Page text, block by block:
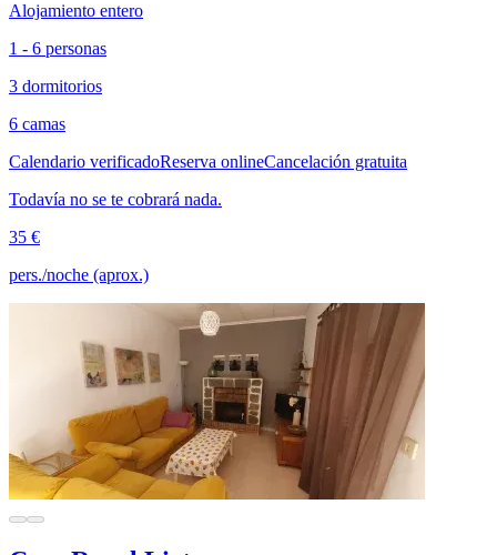
Alojamiento entero
1 - 6 personas
3 dormitorios
6 camas
Calendario verificadoReserva onlineCancelación gratuita
Todavía no se te cobrará nada.
35 €
pers./noche (aprox.)